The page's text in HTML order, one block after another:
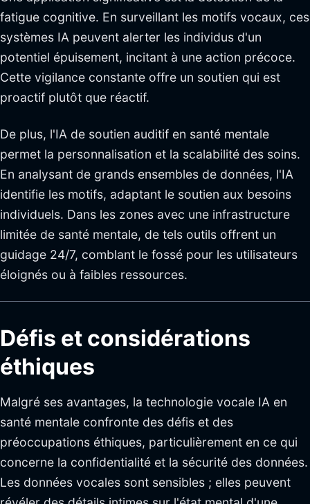
fatigue cognitive. En surveillant les motifs vocaux, ces
systèmes IA peuvent alerter les individus d'un
potentiel épuisement, incitant à une action précoce.
Cette vigilance constante offre un soutien qui est
proactif plutôt que réactif.
De plus, l'IA de soutien auditif en santé mentale
permet la personnalisation et la scalabilité des soins.
En analysant de grands ensembles de données, l'IA
identifie les motifs, adaptant le soutien aux besoins
individuels. Dans les zones avec une infrastructure
limitée de santé mentale, de tels outils offrent un
guidage 24/7, comblant le fossé pour les utilisateurs
éloignés ou à faibles ressources.
Défis et considérations
éthiques
Malgré ses avantages, la technologie vocale IA en
santé mentale confronte des défis et des
préoccupations éthiques, particulièrement en ce qui
concerne la confidentialité et la sécurité des données.
Les données vocales sont sensibles ; elles peuvent